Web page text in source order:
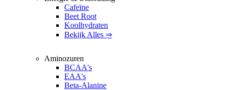
Cafeïne
Beet Root
Koolhydraten
Bekijk Alles ⇒
Aminozuren
BCAA's
EAA's
Beta-Alanine